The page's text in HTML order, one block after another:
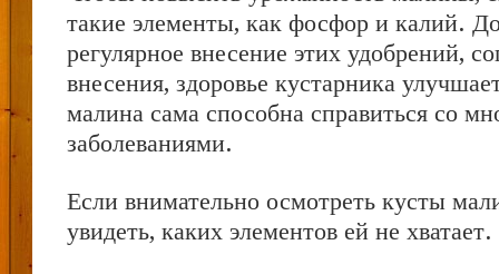
такие элементы, как фосфор и калий.
регулярное внесение этих удобрений,
внесения, здоровье кустарника
малина сама способна справиться со
заболеваниями.
Если внимательно осмотреть кусты
увидеть, каких элементов ей не хватает.